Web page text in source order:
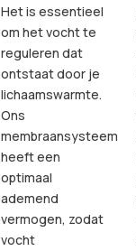
Het is essentieel
om het vocht te
reguleren dat
ontstaat door je
lichaamswarmte.
Ons
membraansysteem
heeft een
optimaal
ademend
vermogen, zodat
vocht